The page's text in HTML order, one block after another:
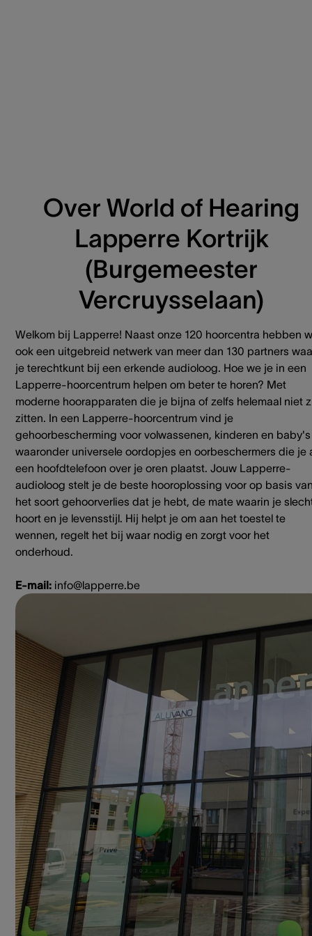
Over World of Hearing
Lapperre Kortrijk
(Burgemeester
Vercruysselaan)
Welkom bij Lapperre! Naast onze 120 hoorcentra hebben
ook een uitgebreid netwerk van meer dan 130 partners
je terechtkunt bij een erkende audioloog. Hoe we je in een
Lapperre-hoorcentrum helpen om beter te horen? Met
moderne hoorapparaten die je bijna of zelfs helemaal niet
zitten. In een Lapperre-hoorcentrum vind je
gehoorbescherming voor volwassenen, kinderen en baby's
waaronder universele oordopjes en oorbeschermers die je
een hoofdtelefoon over je oren plaatst. Jouw Lapperre-
audioloog stelt je de beste hooroplossing voor op basis
het soort gehoorverlies dat je hebt, de mate waarin je
hoort en je levensstijl. Hij helpt je om aan het toestel te
wennen, regelt het bij waar nodig en zorgt voor het
onderhoud.
E-mail: info@lapperre.be